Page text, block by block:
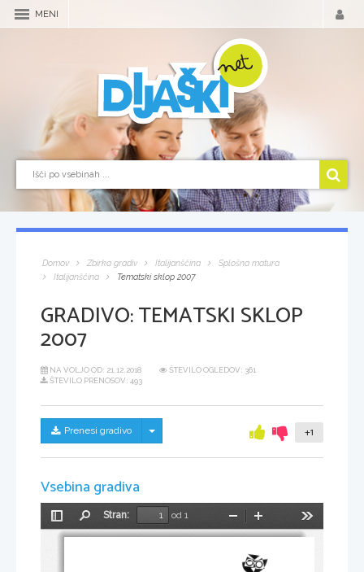
MENI
Domov Zbirka gradiv Italijanščina
Splošna matura
Italijanščina
Tematski sklop 2007
GRADIVO:TEMATSKI SKLOP
2007
NA VOLJO OD: 21.12.2018
ŠTEVILO OGLEDOV: 361
ŠTEVILO PRENOSOV: 493
Prenesi gradivo Skrij/prikaži meni +1
Vsebina gradiva
Preklopi
stransko
Stran:
od 1
Pomanjšaj